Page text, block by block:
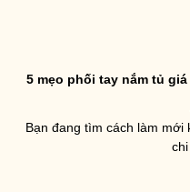
5 mẹo phối tay nắm tủ
Bạn đang tìm cách làm mới